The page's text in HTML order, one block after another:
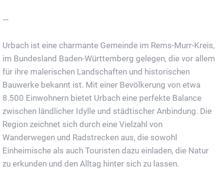
—
Urbach ist eine charmante Gemeinde im Rems-Murr-Kreis,
im Bundesland Baden-Württemberg gelegen, die vor allem
für ihre malerischen Landschaften und historischen
Bauwerke bekannt ist. Mit einer Bevölkerung von etwa
8.500 Einwohnern bietet Urbach eine perfekte Balance
zwischen ländlicher Idylle und städtischer Anbindung. Die
Region zeichnet sich durch eine Vielzahl von
Wanderwegen und Radstrecken aus, die sowohl
Einheimische als auch Touristen dazu einladen, die Natur
zu erkunden und den Alltag hinter sich zu lassen.